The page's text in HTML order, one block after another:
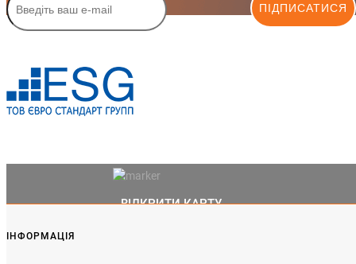
ПІДПИСАТИСЯ
ВІДКРИТИ КАРТУ
ІНФОРМАЦІЯ